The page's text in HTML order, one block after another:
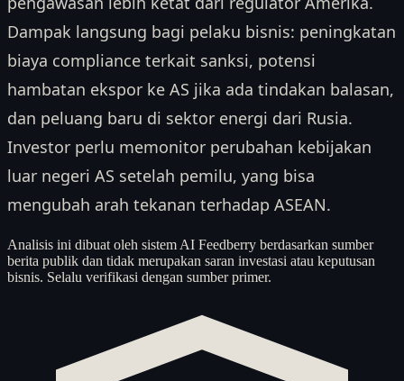
Dampak langsung bagi pelaku bisnis: peningkatan
biaya compliance terkait sanksi, potensi
hambatan ekspor ke AS jika ada tindakan balasan,
dan peluang baru di sektor energi dari Rusia.
Investor perlu memonitor perubahan kebijakan
luar negeri AS setelah pemilu, yang bisa
mengubah arah tekanan terhadap ASEAN.
Analisis ini dibuat oleh sistem AI Feedberry berdasarkan sumber
berita publik dan tidak merupakan saran investasi atau keputusan
bisnis. Selalu verifikasi dengan sumber primer.